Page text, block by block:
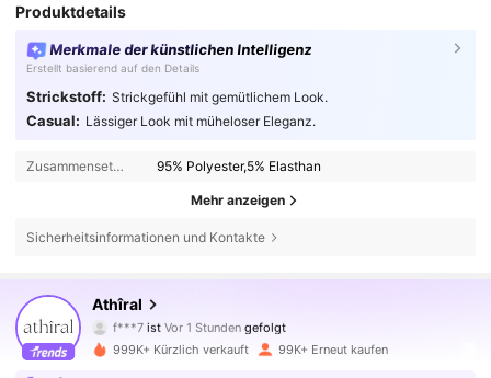
Produktdetails
Merkmale der künstlichen Intelligenz
Erstellt basierend auf den Details
Strickstoff: Strickgefühl mit gemütlichem Look.
Casual: Lässiger Look mit müheloser Eleganz.
Zusammensetzung: 95% Polyester,5% Elasthan
Mehr anzeigen
Sicherheitsinformationen und Kontakte
Athîral
f***7 ist
i***9ist am Durchsuchen
4,78
569K Follower
999K+ Kürzlich verkauft 99K+ Erneut kaufen